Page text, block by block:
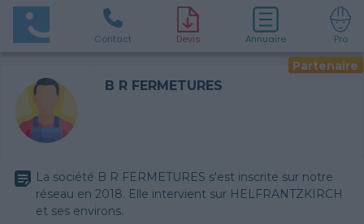
Contact Devis Annuaire Pro
Partenaire
B R FERMETURES
La société B R FERMETURES s'est inscrite sur notre
réseau en 2018. Elle intervient sur HELFRANTZKIRCH
et ses environs.